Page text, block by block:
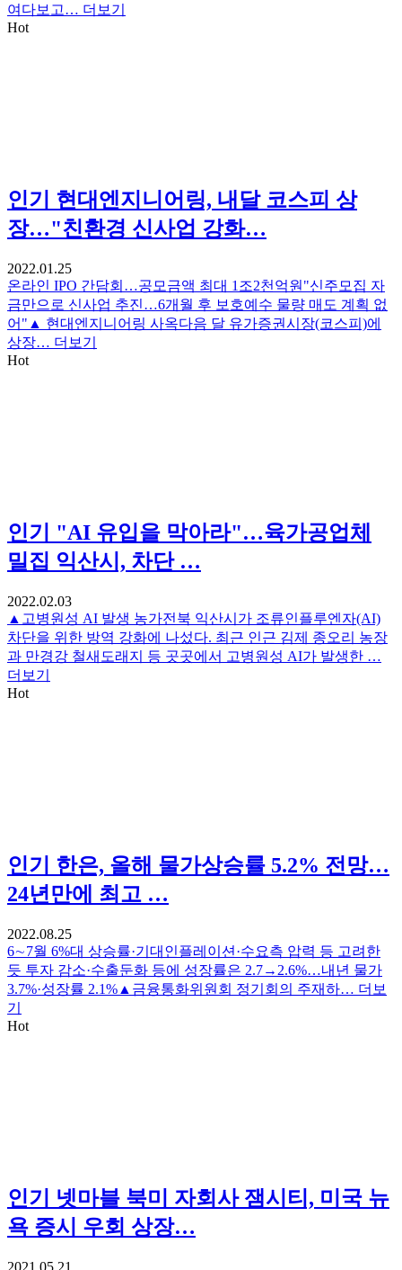
여다보고… 더보기
Hot
인기
현대엔지니어링, 내달 코스피 상
장…"친환경 신사업 강화…
2022.01.25
온라인 IPO 간담회…공모금액 최대 1조2천억원"신주모집 자
금만으로 신사업 추진…6개월 후 보호예수 물량 매도 계획 없
어"▲ 현대엔지니어링 사옥다음 달 유가증권시장(코스피)에
상장… 더보기
Hot
인기
"AI 유입을 막아라"…육가공업체
밀집 익산시, 차단 …
2022.02.03
▲고병원성 AI 발생 농가전북 익산시가 조류인플루엔자(AI)
차단을 위한 방역 강화에 나섰다. 최근 인근 김제 종오리 농장
과 만경강 철새도래지 등 곳곳에서 고병원성 AI가 발생한 …
더보기
Hot
인기
한은, 올해 물가상승률 5.2% 전망…
24년만에 최고 …
2022.08.25
6∼7월 6%대 상승률·기대인플레이션·수요측 압력 등 고려한
듯 투자 감소·수출둔화 등에 성장률은 2.7→2.6%…내년 물가
3.7%·성장률 2.1%▲금융통화위원회 정기회의 주재하… 더보
기
Hot
인기
넷마블 북미 자회사 잼시티, 미국 뉴
욕 증시 우회 상장…
2021.05.21